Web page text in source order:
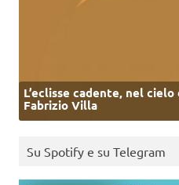
L’eclisse cadente, nel
Fabrizio Villa
Su Spotify e su Telegram